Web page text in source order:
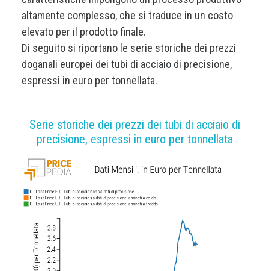
altamente complesso, che si traduce in un costo
elevato per il prodotto finale.
Di seguito si riportano le serie storiche dei prezzi
doganali europei dei tubi di acciaio di precisione,
espressi in euro per tonnellata.
Serie storiche dei prezzi dei tubi di acciaio di
precisione, espressi in euro per tonnellata